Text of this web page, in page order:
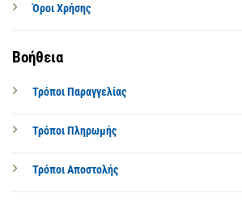
Όροι Χρήσης
Βοήθεια
Τρόποι Παραγγελίας
Τρόποι Πληρωμής
Τρόποι Αποστολής